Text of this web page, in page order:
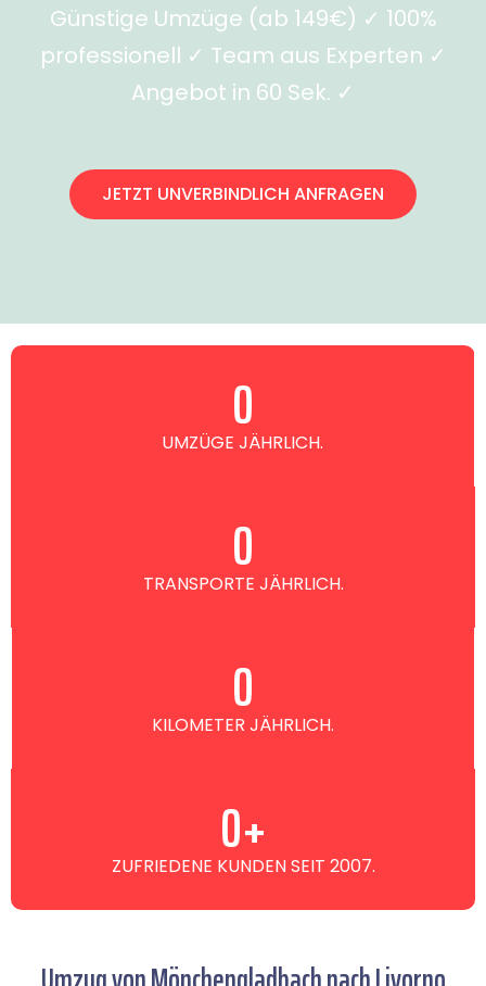
Günstige Umzüge (ab 149€) ✓ 100%
professionell ✓ Team aus Experten ✓
Angebot in 60 Sek. ✓
JETZT UNVERBINDLICH ANFRAGEN
UMZÜGE JÄHRLICH.
0
TRANSPORTE JÄHRLICH.
0
KILOMETER JÄHRLICH.
0
ZUFRIEDENE KUNDEN SEIT 2007.
0+